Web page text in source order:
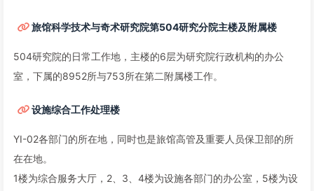
旅馆科学技术与奇术研究院第504研究分院主楼及附属楼
504研究院的日常工作地，主楼的6层为研究院行政机构的办公
室，下属的8952所与753所在第二附属楼工作。
设施综合工作处理楼
YI-02各部门的所在地，同时也是旅馆高管及重要人员保卫部的所
在在地。
1楼为综合服务大厅，2、3、4楼为设施各部门的办公室，5楼为设